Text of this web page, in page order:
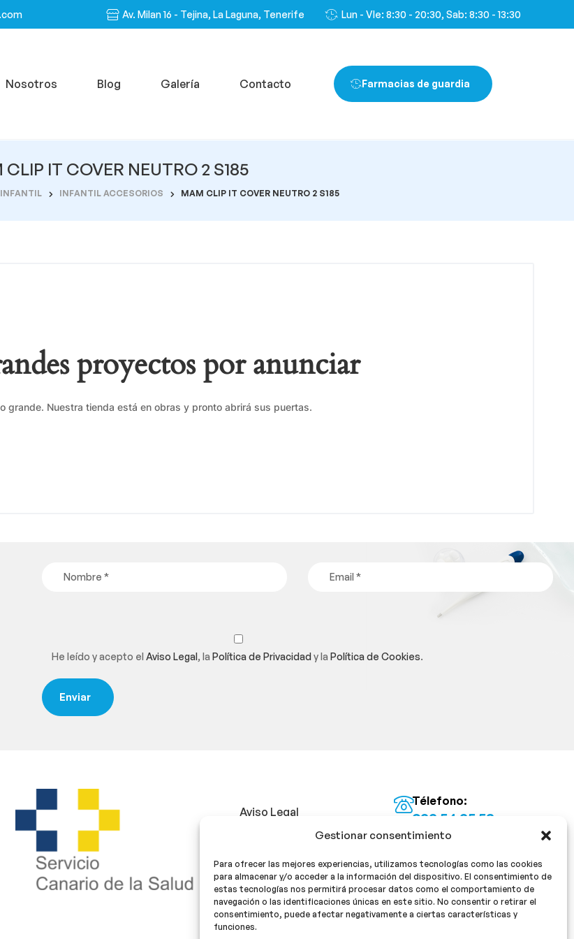
Gestionar consentimiento
Para ofrecer las mejores experiencias, utilizamos tecnologías como las cookies
para almacenar y/o acceder a la información del dispositivo. El consentimiento de
estas tecnologías nos permitirá procesar datos como el comportamiento de
navegación o las identificaciones únicas en este sitio. No consentir o retirar el
consentimiento, puede afectar negativamente a ciertas características y
funciones.
Av. Milan 16 - Tejina, La Laguna, Tenerife Lun - VIe: 8:30 - 20:30, Sab: 8:30 - 13:30
Nosotros Blog Galería Contacto Farmacias de guardia
IT COVER NEUTRO 2 S185
INFANTIL INFANTIL ACCESORIOS MAM CLIP IT COVER NEUTRO 2 S185
proyectos por anunciar
grande. Nuestra tienda está en obras y pronto abrirá sus puertas.
He leído y acepto elAviso Legal, laPolítica de Privacidady laPolítica de Cookies.
Aviso Legal
Política de Privacidad
Política de cookies
Télefono:
922 54 25 53
Email:
¡Síguenos!